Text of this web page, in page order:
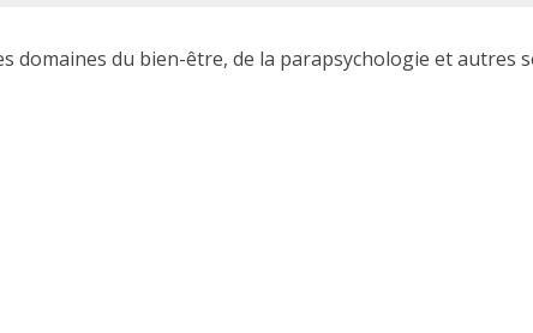
domaines du bien-être, de la parapsychologie et autres